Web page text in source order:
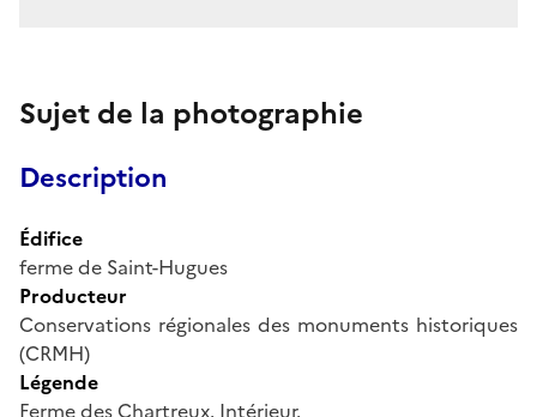
Sujet de la photographie
Description
Édifice
ferme de Saint-Hugues
Producteur
Conservations régionales des monuments historiques
(CRMH)
Légende
Ferme des Chartreux. Intérieur.